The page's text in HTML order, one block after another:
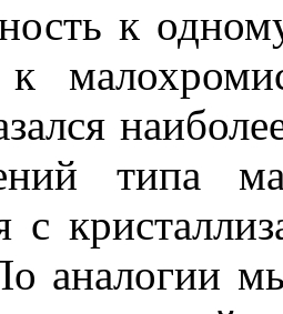
к
к
типа
с
аналогии